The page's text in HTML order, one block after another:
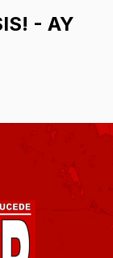
- AY